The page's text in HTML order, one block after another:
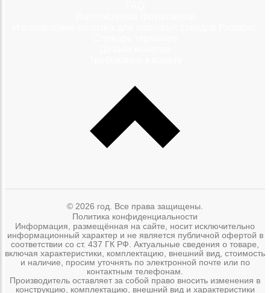
© 2026 год. Все права защищены.
Политика конфиденциальности
Информация, размещённая на сайте, носит исключительно
информационный характер и не является публичной офертой в
соответствии со ст. 437 ГК РФ. Актуальные сведения о товаре,
включая характеристики, комплектацию, внешний вид, стоимость
и наличие, просим уточнять по электронной почте или по
контактным телефонам.
Производитель оставляет за собой право вносить изменения в
конструкцию, комплектацию, внешний вид и характеристики